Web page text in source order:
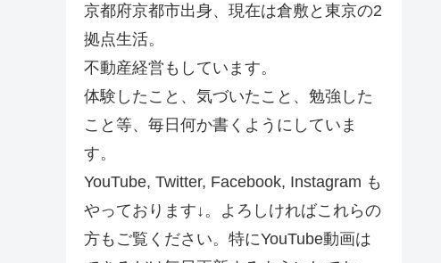
京都府京都市出身、現在は倉敷と東京の2
拠点生活。
不動産経営もしています。
体験したこと、気づいたこと、勉強した
こと等、毎日何か書くようにしていま
す。
YouTube, Twitter, Facebook, Instagram も
やっております↓。よろしければこれらの
方もご覧ください。特にYouTube動画は